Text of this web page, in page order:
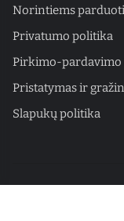
Norintiems parduoti
Privatumo politika
Pirkimo-pardavimo
Pristatymas ir
Slapukų politika